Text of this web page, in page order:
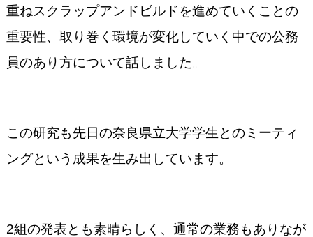
重ねスクラップアンドビルドを進めていくことの
重要性、取り巻く環境が変化していく中での公務
員のあり方について話しました。
この研究も先日の奈良県立大学学生とのミーティ
ングという成果を生み出しています。
2組の発表とも素晴らしく、通常の業務もありなが